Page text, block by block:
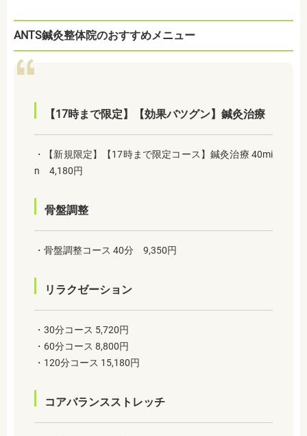
ANTS鍼灸整体院のおすすめメニュー
【17時まで限定】【効果バツグン】鍼灸治療
・【新規限定】【17時まで限定コース】鍼灸治療 40mi
n 4,180円
骨盤調整
・骨盤調整コース 40分 9,350円
リラクゼーション
・30分コース 5,720円
・60分コース 8,800円
・120分コース 15,180円
コアバランスストレッチ